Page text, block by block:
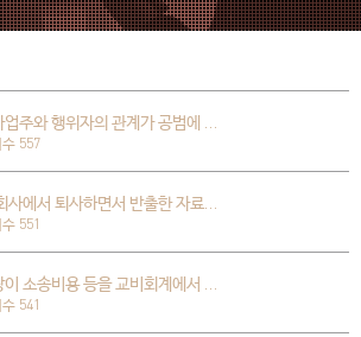
주와 행위자의 관계가 공범에 …
557
사에서 퇴사하면서 반출한 자료…
551
소송비용 등을 교비회계에서 …
541